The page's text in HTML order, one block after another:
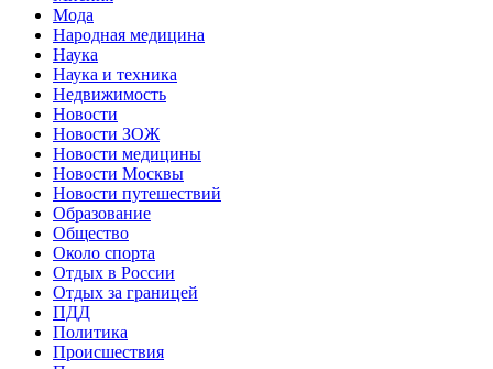
Мода
Народная медицина
Наука
Наука и техника
Недвижимость
Новости
Новости ЗОЖ
Новости медицины
Новости Москвы
Новости путешествий
Образование
Общество
Около спорта
Отдых в России
Отдых за границей
ПДД
Политика
Происшествия